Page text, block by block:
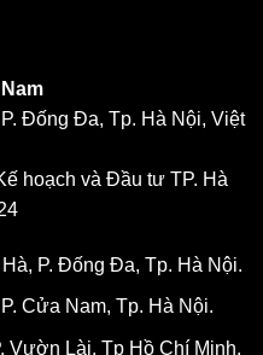
Đống Đa, Tp. Hà Nội, Việt
hoạch và Đầu tư TP. Hà
P. Đống Đa, Tp. Hà Nội.
Cửa Nam, Tp. Hà Nội.
Vườn Lài, Tp Hồ Chí Minh.